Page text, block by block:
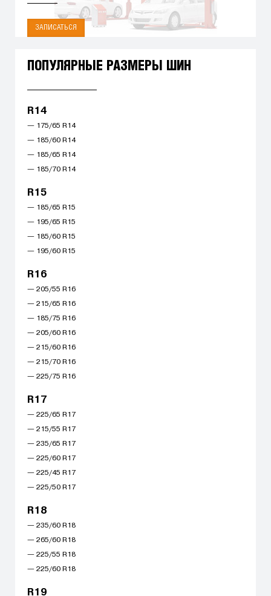
ЗАПИСАТЬСЯ
ПОПУЛЯРНЫЕ РАЗМЕРЫ ШИН
R14
— 175/65 R14
— 185/60 R14
— 185/65 R14
— 185/70 R14
R15
— 185/65 R15
— 195/65 R15
— 185/60 R15
— 195/60 R15
R16
— 205/55 R16
— 215/65 R16
— 185/75 R16
— 205/60 R16
— 215/60 R16
— 215/70 R16
— 225/75 R16
R17
— 225/65 R17
— 215/55 R17
— 235/65 R17
— 225/60 R17
— 225/45 R17
— 225/50 R17
R18
— 235/60 R18
— 265/60 R18
— 225/55 R18
— 225/60 R18
R19